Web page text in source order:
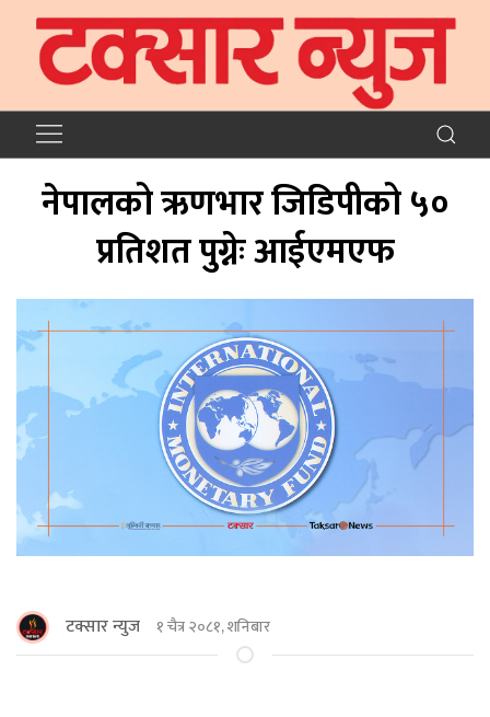
नेपालको ऋणभार जिडिपीको ५०
प्रतिशत पुग्नेः आईएमएफ
टक्सार न्युज १ चैत्र २०८१, शनिबार